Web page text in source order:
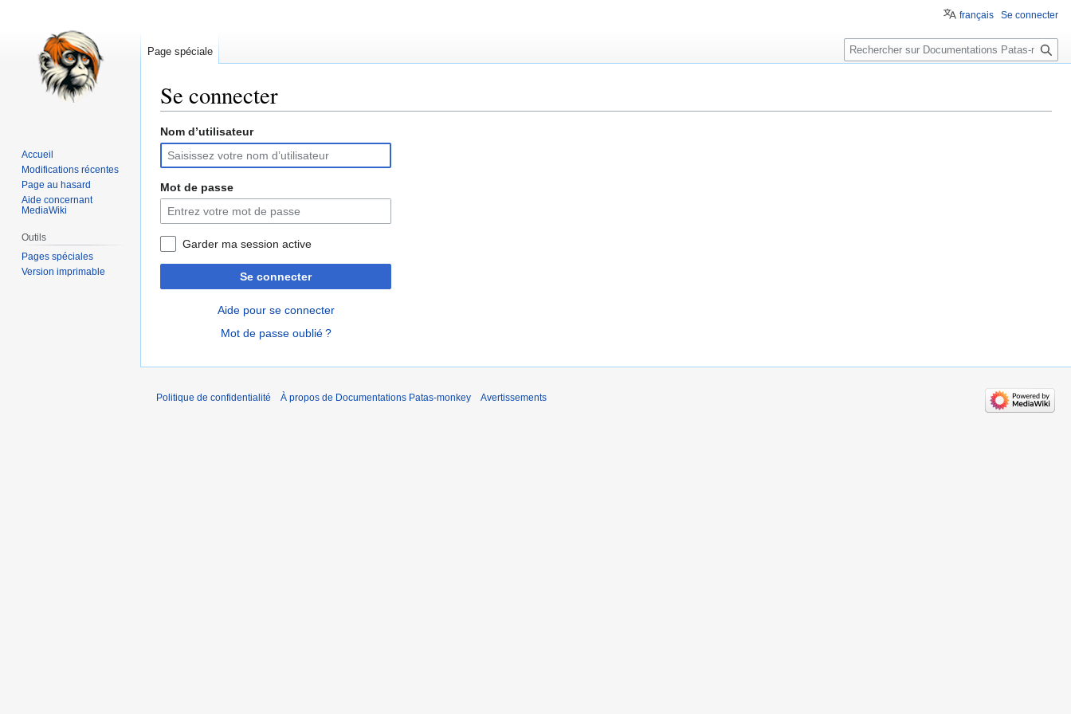
Se connecter
Aller
la
navigation
Aller
la
recherche
Nom d’utilisateur
Mot de passe
Garder ma session active
Se connecter
Aide pour se connecter
Mot de passe oublié ?
français Se connecter
Page spéciale
Rechercher
Accueil
Modifications récentes
Page au hasard
Aide concernant
MediaWiki
Outils
Pages spéciales
Version imprimable
Politique de confidentialité À propos de Documentations Patas-monkey Avertissements